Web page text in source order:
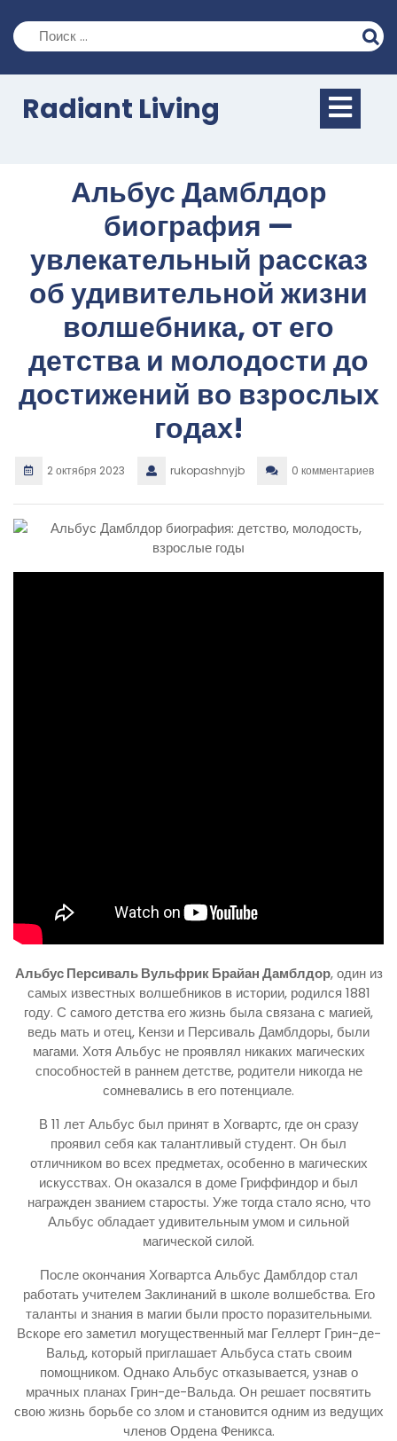
содержимому
Radiant Living
Альбус Дамблдор
биография —
увлекательный рассказ
об удивительной жизни
волшебника, от его
детства и молодости до
достижений во взрослых
годах!
2 октября 2023 rukopashnyjb 0 комментариев
Альбус Персиваль Вульфрик Брайан Дамблдор, один из
самых известных волшебников в истории, родился 1881
году. С самого детства его жизнь была связана с магией,
ведь мать и отец, Кензи и Персиваль Дамблдоры, были
магами. Хотя Альбус не проявлял никаких магических
способностей в раннем детстве, родители никогда не
сомневались в его потенциале.
В 11 лет Альбус был принят в Хогвартс, где он сразу
проявил себя как талантливый студент. Он был
отличником во всех предметах, особенно в магических
искусствах. Он оказался в доме Гриффиндор и был
награжден званием старосты. Уже тогда стало ясно, что
Альбус обладает удивительным умом и сильной
магической силой.
После окончания Хогвартса Альбус Дамблдор стал
работать учителем Заклинаний в школе волшебства. Его
таланты и знания в магии были просто поразительными.
Вскоре его заметил могущественный маг Геллерт Грин-де-
Вальд, который приглашает Альбуса стать своим
помощником. Однако Альбус отказывается, узнав о
мрачных планах Грин-де-Вальда. Он решает посвятить
свою жизнь борьбе со злом и становится одним из ведущих
членов Ордена Феникса.